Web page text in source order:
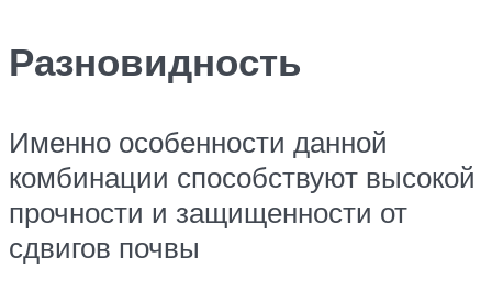
Разновидность
Именно особенности данной
комбинации способствуют высокой
прочности и защищенности от
сдвигов почвы